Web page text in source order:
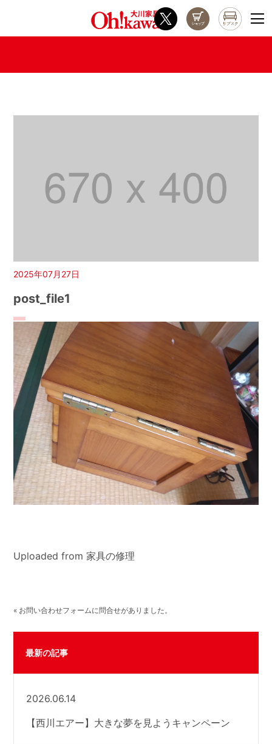
2025年07月27日
post_file1
Uploaded from 家具の修理
« お問い合わせフォームに問合せがありました。
最新の記事
2026.06.14
【西川エアー】大きな夢を見ようキャンペーン